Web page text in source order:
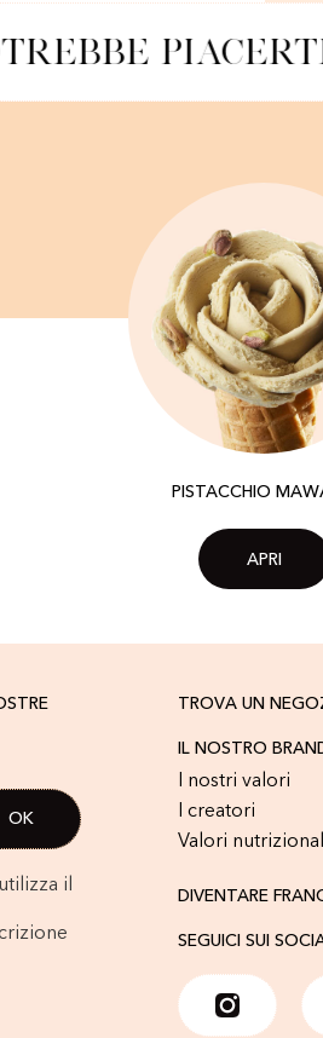
PISTACCHIO
APRI
il
TROVA UN
IL NOSTRO
I nostri valori
I creatori
Valori
DIVENTARE
SEGUICI SUI